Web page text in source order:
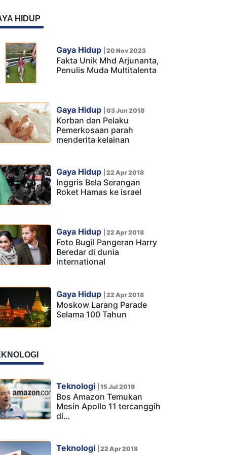
HIDUP
Gaya Hidup 20 Nov 2023
Fakta Unik Mhd Arjunanta,
Penulis Muda Multitalenta
Gaya Hidup 03 Jun 2018
Korban dan Pelaku
Pemerkosaan parah
menderita kelainan
Gaya Hidup 22 Apr 2018
Inggris Bela Serangan
Roket Hamas ke israel
Gaya Hidup 22 Apr 2018
Foto Bugil Pangeran Harry
Beredar di dunia
international
Gaya Hidup 22 Apr 2018
Moskow Larang Parade
Selama 100 Tahun
Teknologi 15 Jul 2019
Bos Amazon Temukan
Mesin Apollo 11 tercanggih
di…
Teknologi 22 Apr 2018